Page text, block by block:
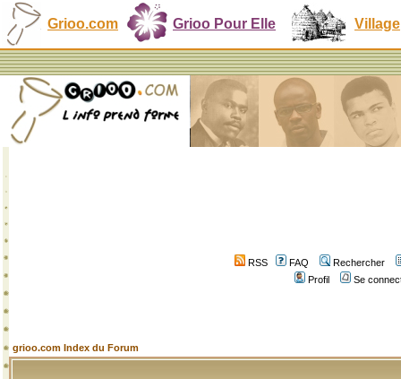
Grioo.com Grioo Pour Elle Village
RSS FAQ
Rechercher
Profil
Se
grioo.com Index du Forum